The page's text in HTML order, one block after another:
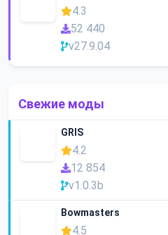
4.3
52 440
v27.9.04
Свежие моды
GRIS
4.2
12 854
v1.0.3b
Bowmasters
4.5